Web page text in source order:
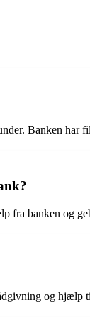
Banken har
fra banken og
og hjælp